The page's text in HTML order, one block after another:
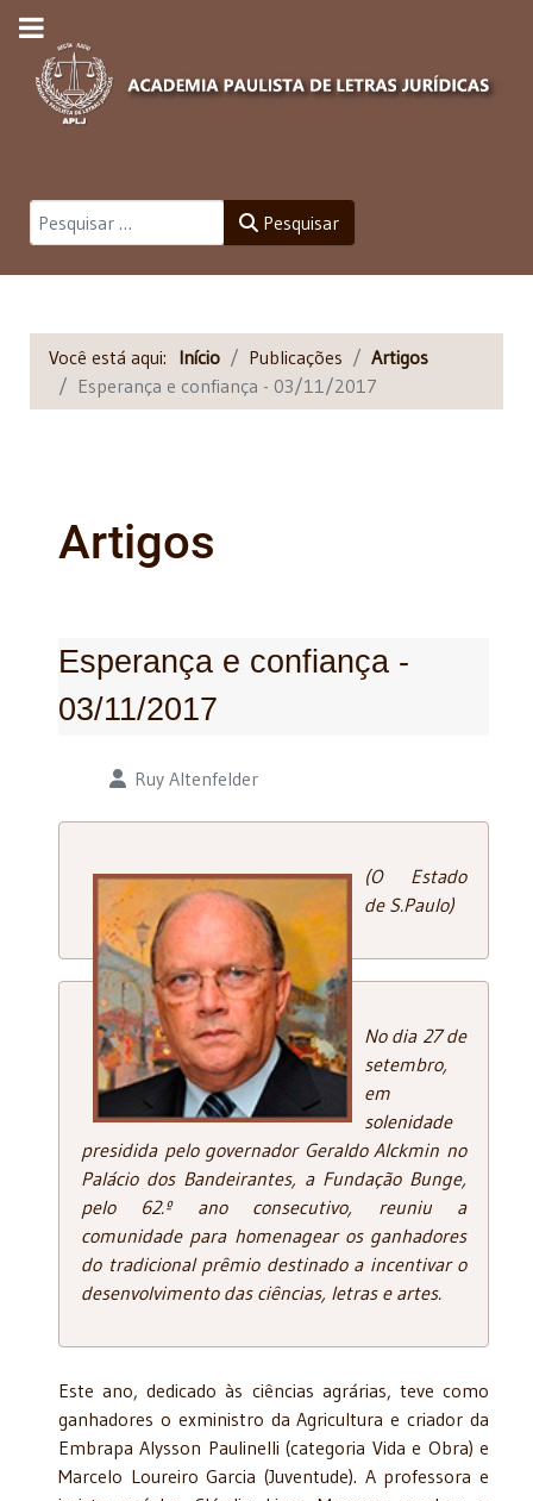
Pesquisar Pesquisar
Você está aqui: Início Publicações
Artigos
Esperança e confiança - 03/11/2017
Artigos
Esperança e confiança -
03/11/2017
Detalhes Ruy Altenfelder
(O Estado
de S.Paulo)
No dia 27 de
setembro,
em
solenidade
presidida pelo governador Geraldo Alckmin no
Palácio dos Bandeirantes, a Fundação Bunge,
pelo 62.º ano consecutivo, reuniu a
comunidade para homenagear os ganhadores
do tradicional prêmio destinado a incentivar o
desenvolvimento das ciências, letras e artes.
Este ano, dedicado às ciências agrárias, teve como
ganhadores o exministro da Agricultura e criador da
Embrapa Alysson Paulinelli (categoria Vida e Obra) e
Marcelo Loureiro Garcia (Juventude). A professora e